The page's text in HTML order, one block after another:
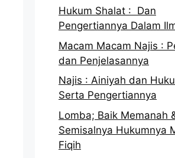
Hukum Shalat : Dan
Pengertiannya Dalam
Macam Macam Najis :
dan Penjelasannya
Najis : Ainiyah dan
Serta Pengertiannya
Lomba; Baik Memanah
Semisalnya Hukumnya
Fiqih